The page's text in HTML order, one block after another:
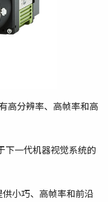
高分辨率、高帧率和高
下一代机器视觉系统的
小巧、高帧率和前沿